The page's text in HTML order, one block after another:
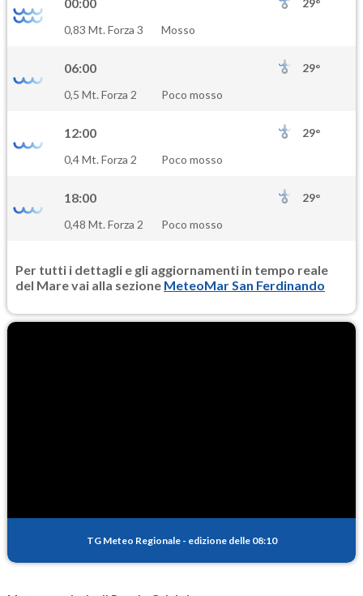
PM10
PM25
00:00
29°
0,83 Mt. Forza 3
Mosso
06:00
29°
0,5 Mt. Forza 2
Poco mosso
12:00
29°
0,4 Mt. Forza 2
Poco mosso
18:00
29°
0,48 Mt. Forza 2
Poco mosso
Per tutti i dettagli e gli aggiornamenti in tempo reale
del Mare vai alla sezione MeteoMar San Ferdinando
TG Meteo Regionale - edizione delle 08:10